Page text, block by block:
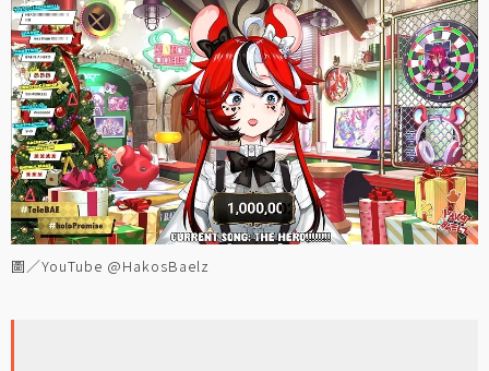
圖／YouTube @HakosBaelz